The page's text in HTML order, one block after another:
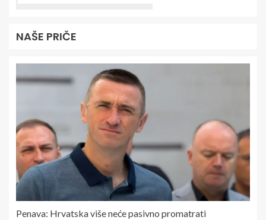
NAŠE PRIČE
Penava: Hrvatska više neće pasivno promatrati